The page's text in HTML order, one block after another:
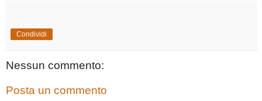
Condividi
Nessun commento:
Posta un commento